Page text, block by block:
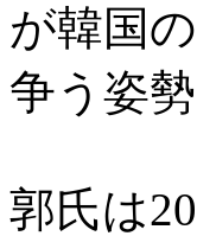
が韓国
争う姿
郭氏は